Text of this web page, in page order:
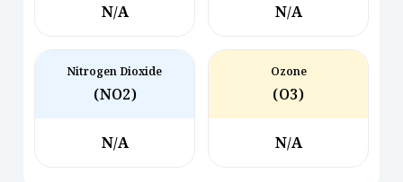
N/A N/A
Nitrogen Dioxide
(NO2)
N/A
Ozone
(O3)
N/A